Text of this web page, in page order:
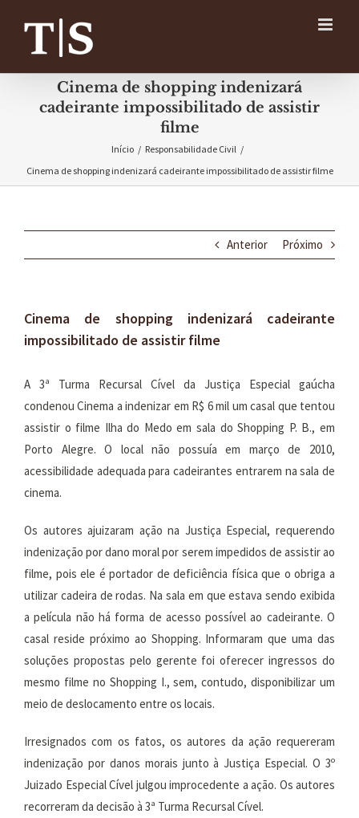
conteúdo
Cinema de shopping indenizará
cadeirante impossibilitado de assistir
filme
Início / Responsabilidade Civil /
Cinema de shopping indenizará cadeirante impossibilitado de assistir filme
Anterior Próximo
Cinema de shopping indenizará cadeirante
impossibilitado de assistir filme
A 3ª Turma Recursal Cível da Justiça Especial gaúcha
condenou Cinema a indenizar em R$ 6 mil um casal que tentou
assistir o filme Ilha do Medo em sala do Shopping P. B., em
Porto Alegre. O local não possuía em março de 2010,
acessibilidade adequada para cadeirantes entrarem na sala de
cinema.
Os autores ajuizaram ação na Justiça Especial, requerendo
indenização por dano moral por serem impedidos de assistir ao
filme, pois ele é portador de deficiência física que o obriga a
utilizar cadeira de rodas. Na sala em que estava sendo exibida
a película não há forma de acesso possível ao cadeirante. O
casal reside próximo ao Shopping. Informaram que uma das
soluções propostas pelo gerente foi oferecer ingressos do
mesmo filme no Shopping I., sem, contudo, disponibilizar um
meio de deslocamento entre os locais.
Irresignados com os fatos, os autores da ação requereram
indenização por danos morais junto à Justiça Especial. O 3º
Juizado Especial Cível julgou improcedente a ação. Os autores
recorreram da decisão à 3ª Turma Recursal Cível.